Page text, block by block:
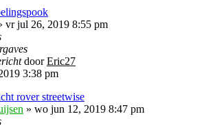
vr jul 26, 2019 8:55 pm
doorEric27
3:38 pm
rover streetwise
» wo jun 12, 2019 8:47 pm